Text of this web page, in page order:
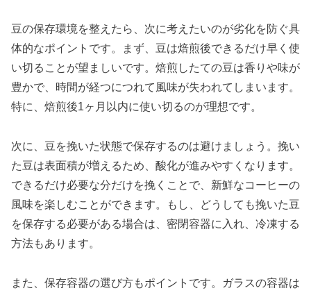
豆の保存環境を整えたら、次に考えたいのが劣化を防ぐ具
体的なポイントです。まず、豆は焙煎後できるだけ早く使
い切ることが望ましいです。焙煎したての豆は香りや味が
豊かで、時間が経つにつれて風味が失われてしまいます。
特に、焙煎後1ヶ月以内に使い切るのが理想です。
次に、豆を挽いた状態で保存するのは避けましょう。挽い
た豆は表面積が増えるため、酸化が進みやすくなります。
できるだけ必要な分だけを挽くことで、新鮮なコーヒーの
風味を楽しむことができます。もし、どうしても挽いた豆
を保存する必要がある場合は、密閉容器に入れ、冷凍する
方法もあります。
また、保存容器の選び方もポイントです。ガラスの容器は